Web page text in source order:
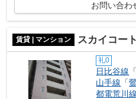
お問い合わ
賃貸 | マンション スカイコー
礼0
日比谷線 「
山手線 「
都電荒川線